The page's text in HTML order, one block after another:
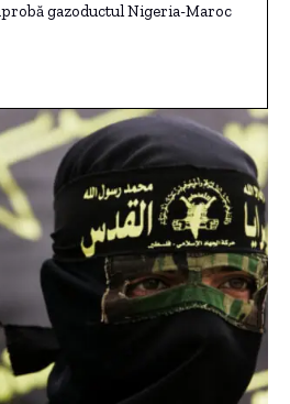
gazoductul Nigeria-Maroc